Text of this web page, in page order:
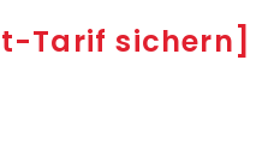
Tarif sichern]